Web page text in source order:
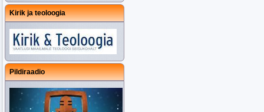
Kirik ja teoloogia
Pildiraadio